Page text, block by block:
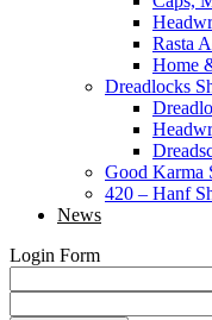
Rasta
Home
Dreadlocks
Good Karma
420 – Hanf
News
Login Form